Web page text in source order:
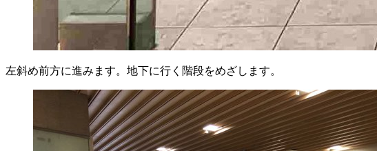
左斜め前方に進みます。地下に行く階段をめざします。